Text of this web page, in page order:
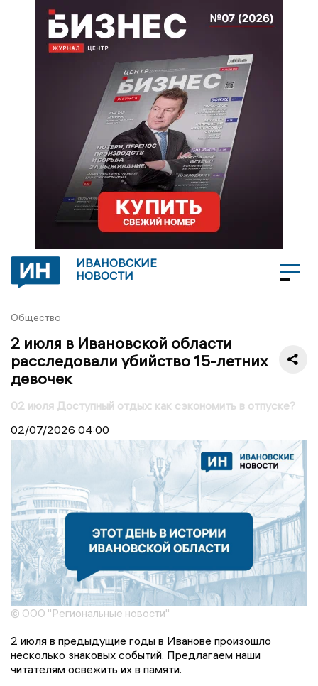
ИВАНОВСКИЕ
НОВОСТИ
Общество
2 июля в Ивановской области
расследовали убийство 15-летних
девочек
02 июля Доступный отдых: как сэкономить в отпуске?
02/07/2026 04:00
© ООО "Региональные новости"
2 июля в предыдущие годы в Иванове произошло
несколько знаковых событий. Предлагаем наши
читателям освежить их в памяти.